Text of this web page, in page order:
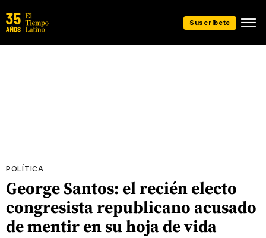
Suscríbete
POLÍTICA
George Santos: el recién electo
congresista republicano acusado
de mentir en su hoja de vida